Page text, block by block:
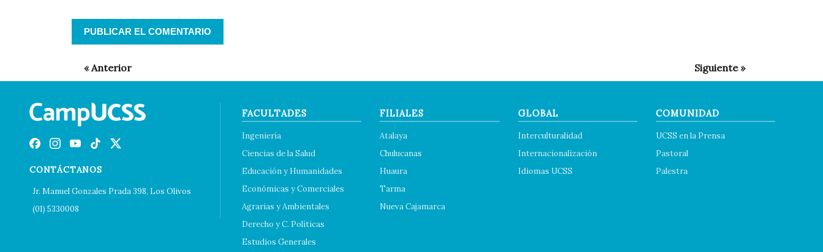
CONTÁCTANOS
Jr. Manuel Gonzales Prada 398, Los Olivos
(01) 5330008
FACULTADES
Ingeniería
Ciencias de la Salud
Educación y Humanidades
Económicas y Comerciales
Agrarias y Ambientales
Derecho y C. Políticas
Estudios Generales
FILIALES
Atalaya
Chulucanas
Huaura
Tarma
Nueva Cajamarca
GLOBAL
Interculturalidad
Internacionalización
Idiomas UCSS
COMUNIDAD
UCSS en la Prensa
Pastoral
Palestra